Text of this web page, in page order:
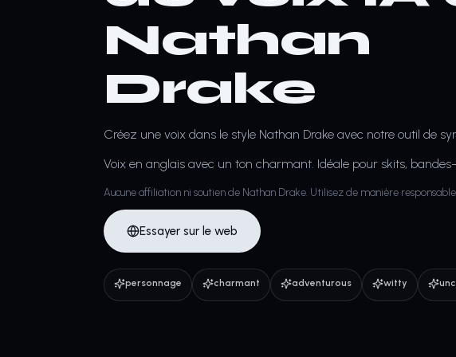
Nathan
Drake
Créez une voix dans le style Nathan Drake avec notre outil de
Voix en anglais avec un ton charmant. Idéale pour skits,
Aucune affiliation ni soutien de Nathan Drake. Utilisez de manière
Essayer sur le web
personnage charmant adventurous witty